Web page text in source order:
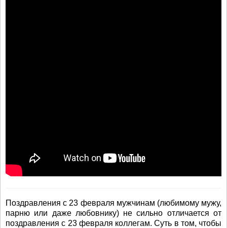
Поздравления с 23 февраля мужчинам (любимому мужу,
парню или даже любовнику) не сильно отличается от
поздравления с 23 февраля коллегам. Суть в том, чтобы